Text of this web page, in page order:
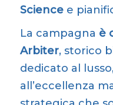
Sciencee
La campagna è
Arbiter, storico
dedicato al
all’eccellenza